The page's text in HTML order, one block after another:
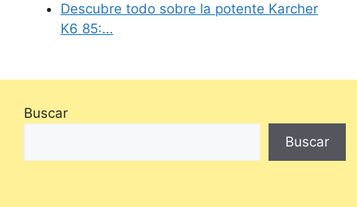
Descubre todo sobre la potente Karcher
K6 85:…
Buscar
Buscar